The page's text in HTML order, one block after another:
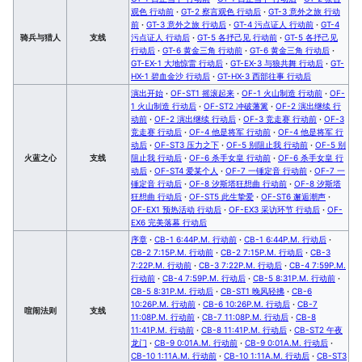
骑兵与猎人 支线
观色 行动前 · GT-2 察言观色 行动后 · GT-3 意外之旅 行动
前 · GT-3 意外之旅 行动后 · GT-4 污点证人 行动前 · GT-4
污点证人 行动后 · GT-5 各抒己见 行动前 · GT-5 各抒己见
行动后 · GT-6 黄金三角 行动前 · GT-6 黄金三角 行动后 ·
GT-EX-1 大地惊雷 行动后 · GT-EX-3 与狼共舞 行动后 · GT-
HX-1 碧血金沙 行动后 · GT-HX-3 西部往事 行动后
火蓝之心 支线
演出开始 · OF-ST1 摇滚起来 · OF-1 火山制造 行动前 · OF-
1 火山制造 行动后 · OF-ST2 冲破藩篱 · OF-2 演出继续 行
动前 · OF-2 演出继续 行动后 · OF-3 竞走赛 行动前 · OF-3
竞走赛 行动后 · OF-4 他是将军 行动前 · OF-4 他是将军 行
动后 · OF-ST3 压力之下 · OF-5 别阻止我 行动前 · OF-5 别
阻止我 行动后 · OF-6 杀手女皇 行动前 · OF-6 杀手女皇 行
动后 · OF-ST4 爱某个人 · OF-7 一锤定音 行动前 · OF-7 一
锤定音 行动后 · OF-8 汐斯塔狂想曲 行动前 · OF-8 汐斯塔
狂想曲 行动后 · OF-ST5 此生挚爱 · OF-ST6 邂逅潮声 ·
OF-EX1 预热活动 行动后 · OF-EX3 采访环节 行动后 · OF-
EX6 完美落幕 行动后
喧闹法则 支线
序章 · CB-1 6:44P.M. 行动前 · CB-1 6:44P.M. 行动后 ·
CB-2 7:15P.M. 行动前 · CB-2 7:15P.M. 行动后 · CB-3
7:22P.M. 行动前 · CB-3 7:22P.M. 行动后 · CB-4 7:59P.M.
行动前 · CB-4 7:59P.M. 行动后 · CB-5 8:31P.M. 行动前 ·
CB-5 8:31P.M. 行动后 · CB-ST1 晚风轻拂 · CB-6
10:26P.M. 行动前 · CB-6 10:26P.M. 行动后 · CB-7
11:08P.M. 行动前 · CB-7 11:08P.M. 行动后 · CB-8
11:41P.M. 行动前 · CB-8 11:41P.M. 行动后 · CB-ST2 午夜
龙门 · CB-9 0:01A.M. 行动前 · CB-9 0:01A.M. 行动后 ·
CB-10 1:11A.M. 行动前 · CB-10 1:11A.M. 行动后 · CB-ST3